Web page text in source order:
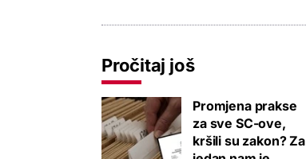
Pročitaj još
Promjena prakse
za sve SC-ove,
kršili su zakon? Za